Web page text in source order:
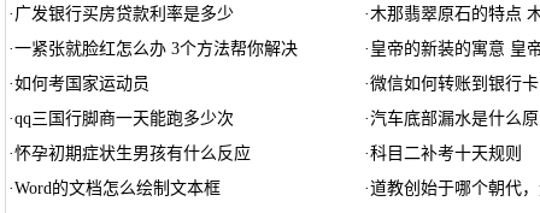
· 广发银行买房贷款利率是多少 ·木那翡翠原石的特点
·一紧张就脸红怎么办 3个方法帮你解决 · 皇帝的新装的寓意 皇
·如何考国家运动员 ·微信如何转账到银行卡
·qq三国行脚商一天能跑多少次 ·汽车底部漏水是什么
·怀孕初期症状生男孩有什么反应 ·科目二补考十天规则
·Word的文档怎么绘制文本框 ·道教创始于哪个朝代